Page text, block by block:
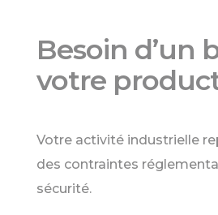
Besoin
votre
Votre activité industrielle
des contraintes
sécurité.